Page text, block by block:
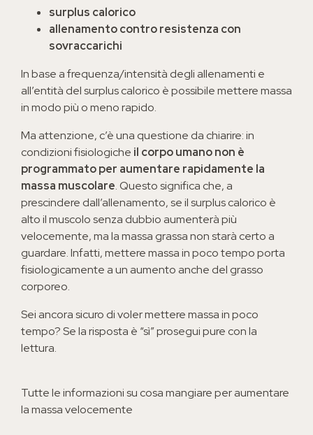
surplus calorico
allenamento contro resistenza con
sovraccarichi
In base a frequenza/intensità degli allenamenti e
all’entità del surplus calorico è possibile mettere massa
in modo più o meno rapido.
Ma attenzione, c’è una questione da chiarire: in
condizioni fisiologiche il corpo umano non è
programmato per aumentare rapidamente la
massa muscolare. Questo significa che, a
prescindere dall’allenamento, se il surplus calorico è
alto il muscolo senza dubbio aumenterà più
velocemente, ma la massa grassa non starà certo a
guardare. Infatti, mettere massa in poco tempo porta
fisiologicamente a un aumento anche del grasso
corporeo.
Sei ancora sicuro di voler mettere massa in poco
tempo? Se la risposta è “sì” prosegui pure con la
lettura.
Tutte le informazioni su cosa mangiare per aumentare
la massa velocemente